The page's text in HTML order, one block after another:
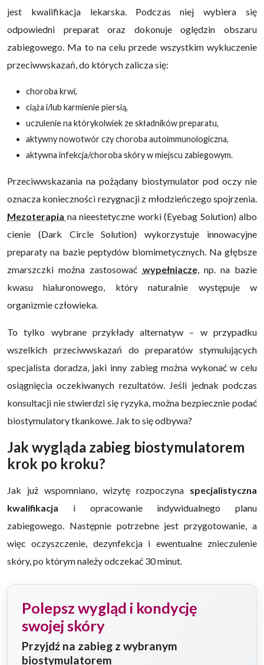
jest kwalifikacja lekarska. Podczas niej wybiera się
odpowiedni preparat oraz dokonuje oględzin obszaru
zabiegowego. Ma to na celu przede wszystkim wykluczenie
przeciwwskazań, do których zalicza się:
choroba krwi,
ciąża i/lub karmienie piersią,
uczulenie na którykolwiek ze składników preparatu,
aktywny nowotwór czy choroba autoimmunologiczna,
aktywna infekcja/choroba skóry w miejscu zabiegowym.
Przeciwwskazania na pożądany biostymulator pod oczy nie
oznacza konieczności rezygnacji z młodzieńczego spojrzenia.
Mezoterapia na nieestetyczne worki (Eyebag Solution) albo
cienie (Dark Circle Solution) wykorzystuje innowacyjne
preparaty na bazie peptydów biomimetycznych. Na głębsze
zmarszczki można zastosować wypełniacze, np. na bazie
kwasu hialuronowego, który naturalnie występuje w
organizmie człowieka.
To tylko wybrane przykłady alternatyw – w przypadku
wszelkich przeciwwskazań do preparatów stymulujących
specjalista doradza, jaki inny zabieg można wykonać w celu
osiągnięcia oczekiwanych rezultatów. Jeśli jednak podczas
konsultacji nie stwierdzi się ryzyka, można bezpiecznie podać
biostymulatory tkankowe. Jak to się odbywa?
Jak wygląda zabieg biostymulatorem
krok po kroku?
Jak już wspomniano, wizytę rozpoczyna specjalistyczna
kwalifikacja i opracowanie indywidualnego planu
zabiegowego. Następnie potrzebne jest przygotowanie, a
więc oczyszczenie, dezynfekcja i ewentualne znieczulenie
skóry, po którym należy odczekać 30 minut.
Polepsz wygląd i kondycję
swojej skóry
Przyjdź na zabieg z wybranym
biostymulatorem